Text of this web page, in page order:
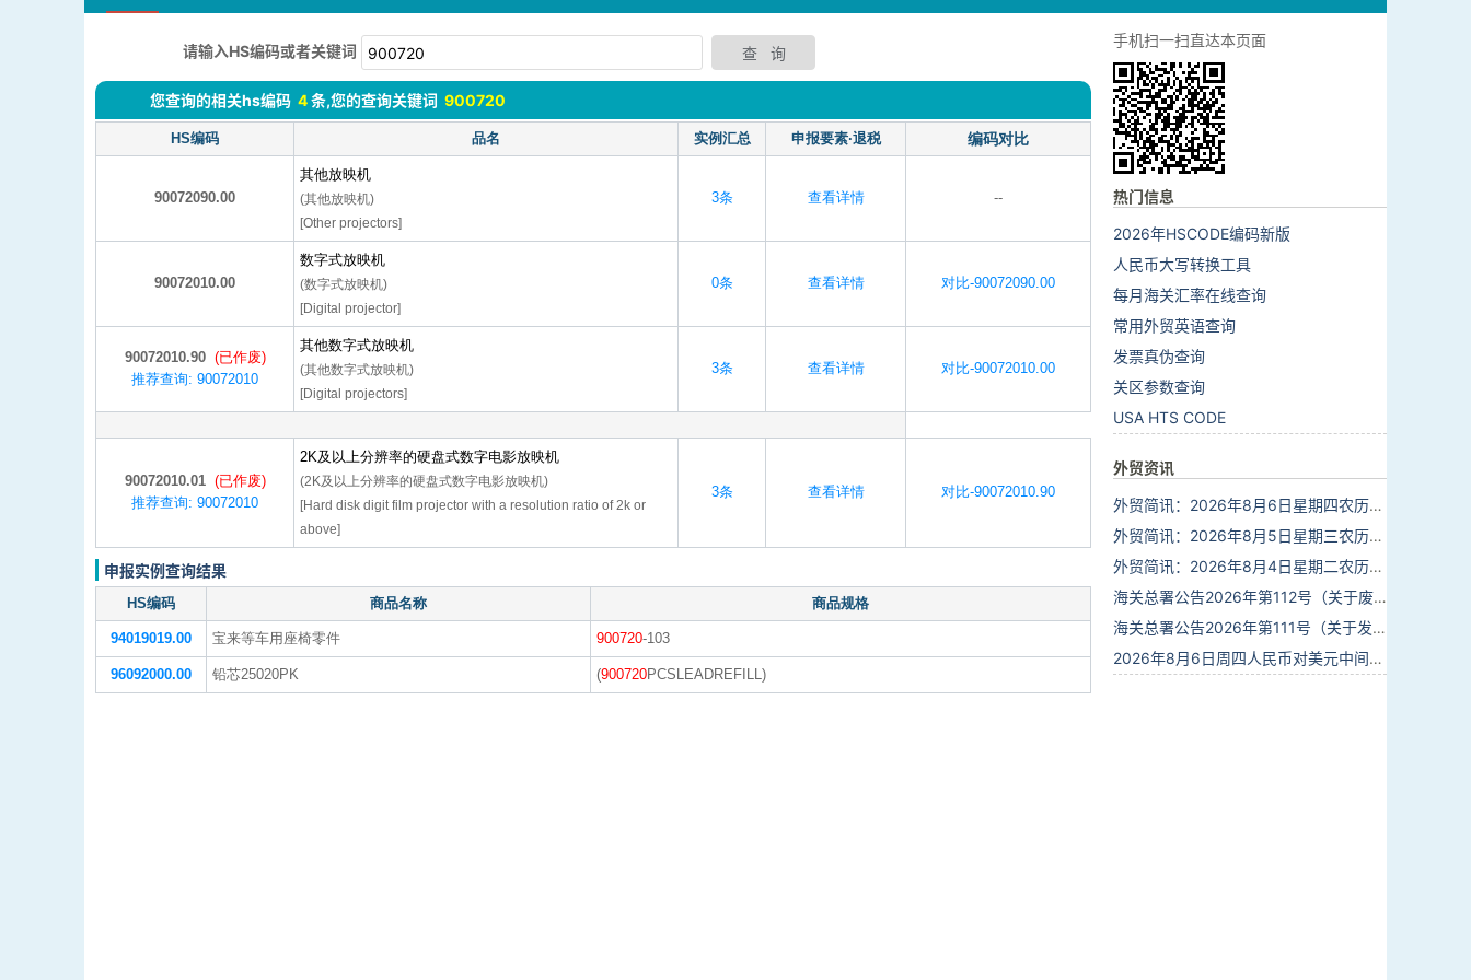
请输入HS编码或者关键词
您查询的相关hs编码 4条,您的查询关键词 900720
HS编码 品名 实例汇总 申报要素·退税 编码对比
90072090.00
其他放映机
(其他放映机)
[Other projectors]
3条 查看详情 --
90072010.00
数字式放映机
(数字式放映机)
[Digital projector]
0条 查看详情 对比-90072090.00
90072010.90 (已作废)
推荐查询: 90072010
其他数字式放映机
(其他数字式放映机)
[Digital projectors]
3条 查看详情 对比-90072010.00
90072010.01 (已作废)
推荐查询: 90072010
2K及以上分辨率的硬盘式数字电影放映机
(2K及以上分辨率的硬盘式数字电影放映机)
[Hard disk digit film projector with a resolution ratio of 2k or
above]
3条 查看详情 对比-90072010.90
申报实例查询结果
HS编码 商品名称 商品规格
94019019.00 宝来等车用座椅零件 900720-103
96092000.00 铅芯25020PK (900720PCSLEADREFILL)
手机扫一扫直达本页面
热门信息
2026年HSCODE编码新版
人民币大写转换工具
每月海关汇率在线查询
常用外贸英语查询
发票真伪查询
关区参数查询
USA HTS CODE
外贸资讯
外贸简讯：2026年8月6日星期四农历六月廿四
外贸简讯：2026年8月5日星期三农历六月廿三
外贸简讯：2026年8月4日星期二农历六月廿二
海关总署公告2026年第112号（关于废止部分卫生检疫类规范性文件的公告）
海关总署公告2026年第111号（关于发布《进出境动植物检疫处理监督管理工作规定》《进出境卫生处理监督管理工作规定》的公告）
2026年8月6日周四人民币对美元中间价报6.7895调贬6个基点